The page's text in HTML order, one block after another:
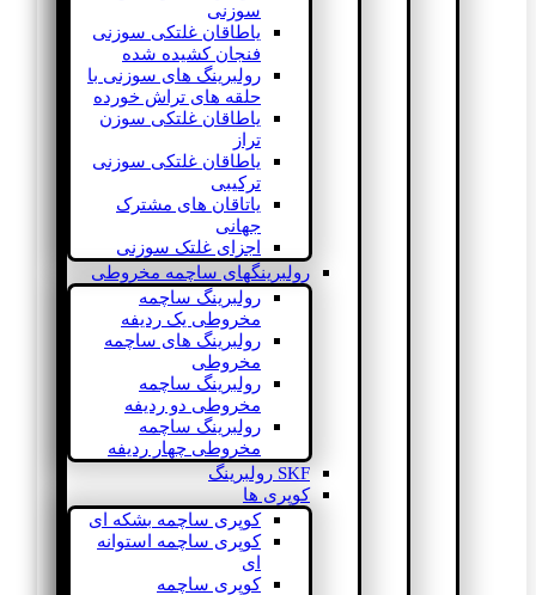
سوزنی
یاطاقان غلتکی سوزنی
فنجان کشیده شده
رولبرینگ های سوزنی با
حلقه های تراش خورده
یاطاقان غلتکی سوزن
تراز
یاطاقان غلتکی سوزنی
ترکیبی
یاتاقان های مشترک
جهانی
اجزای غلتک سوزنی
رولبرینگهای ساچمه مخروطی
رولبرینگ ساچمه
مخروطی یک ردیفه
رولبرینگ های ساچمه
مخروطی
رولبرینگ ساچمه
مخروطی دو ردیفه
رولبرینگ ساچمه
مخروطی چهار ردیفه
SKF رولبرینگ
کوپری ها
کوپری ساچمه بشکه ای
کوپری ساچمه استوانه
ای
کوپری ساچمه